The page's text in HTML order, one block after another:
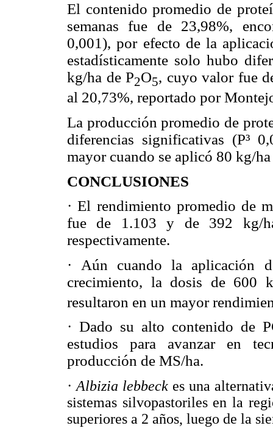
El contenido promedio de
semanas fue de 23,98%,
0,001), por efecto de la
estadísticamente solo hubo
kg/ha de P2O5, cuyo valor fue
al 20,73%, reportado por
La producción promedio de
diferencias significativas (P³
mayor cuando se aplicó 80 kg/ha
CONCLUSIONES
· El rendimiento promedio de
fue de 1.103 y de 392 kg/
respectivamente.
· Aún cuando la aplicación
crecimiento, la dosis de
resultaron en un mayor
· Dado su alto contenido de
estudios para avanzar en
producción de MS/ha.
· Albizia lebbeck es una
sistemas silvopastoriles en la
superiores a 2 años, luego de la